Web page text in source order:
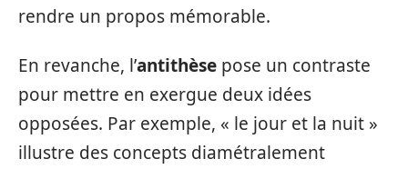
rendre un propos mémorable.
En revanche, l’antithèse pose un contraste
pour mettre en exergue deux idées
opposées. Par exemple, « le jour et la nuit »
illustre des concepts diamétralement